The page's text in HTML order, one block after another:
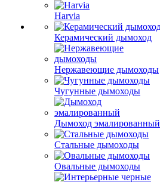
Harvia
Керамический дымоход
Нержавеющие дымоходы
Чугунные дымоходы
Дымоход эмалированный
Стальные дымоходы
Овальные дымоходы